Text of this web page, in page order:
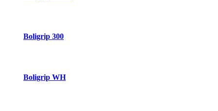
Boligrip 300
Boligrip WH